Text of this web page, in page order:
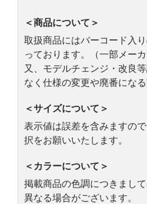
＜商品について＞
取扱商品にはバーコード入
っております。（一部メーカ
又、モデルチェンジ・改良
なく仕様の変更や廃番にな
＜サイズについて＞
表示値は誤差を含みますの
択をお願いいたします。
＜カラーについて＞
掲載商品の色調につきまし
異なる場合がございます。